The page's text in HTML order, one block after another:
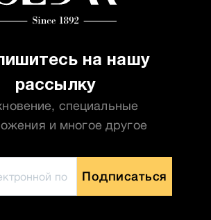
на нашу
рассылку
специальные
и многое другое
Подписаться